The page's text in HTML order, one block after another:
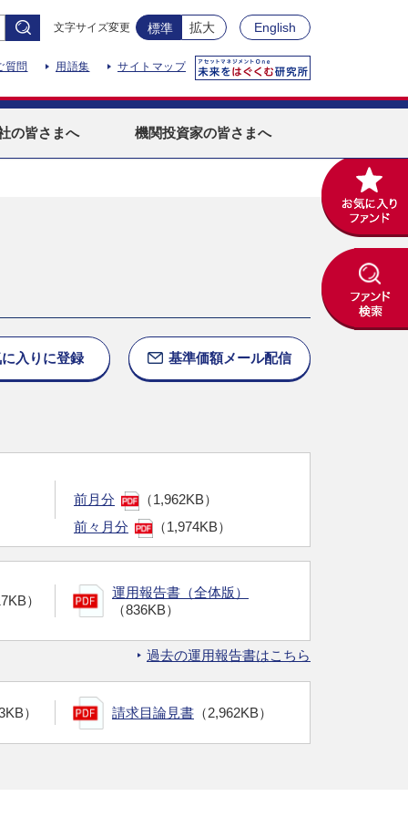
文字サイズ変更 標準 拡大 English
質問 用語集 サイトマップ
の皆さまへ 機関投資家の皆さまへ
入りに登録 基準価額メール配信
前月分
（1,962KB）
前々月分
（1,974KB）
）
運用報告書（全体版）
（836KB）
過去の運用報告書はこちら
） 請求目論見書 （2,962KB）